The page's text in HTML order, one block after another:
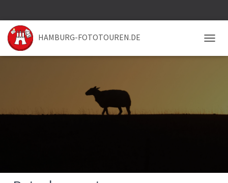
HAMBURG-FOTOTOUREN.DE